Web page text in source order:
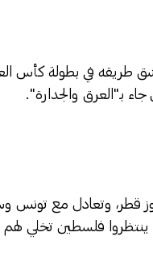
طريقه في بطولة كأس
بـ"العرق والجدارة".
قطر، وتعادل مع تونس
ينتظروا فلسطين تخلي